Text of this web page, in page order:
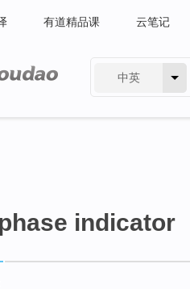
有道精品课 云笔记
中英
indicator